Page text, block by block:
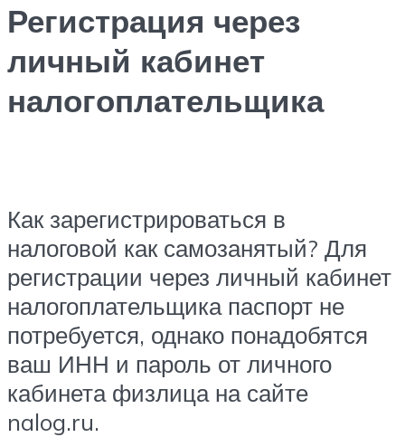
Регистрация через
личный кабинет
налогоплательщика
Как зарегистрироваться в
налоговой как самозанятый? Для
регистрации через личный кабинет
налогоплательщика паспорт не
потребуется, однако понадобятся
ваш ИНН и пароль от личного
кабинета физлица на сайте
nalog.ru.